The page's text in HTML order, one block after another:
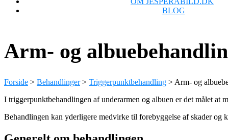
BLOG
Arm- og
Forside > Behandlinger> Triggerpunktbehandling > Arm- og
I triggerpunktbehandlingen af underarmen og albuen er det målet at
Behandlingen kan yderligere medvirke til forebyggelse af skader og